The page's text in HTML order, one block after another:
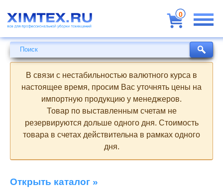
для
профессиональной
уборки
помещений
Поиск
В связи с нестабильностью валютного курса в
настоящее время, просим Вас уточнять цены на
импортную продукцию у менеджеров.
Товар по выставленным счетам не
резервируются дольше одного дня. Стоимость
товара в счетах действительна в рамках одного
дня.
Открыть каталог »
Поиск
0